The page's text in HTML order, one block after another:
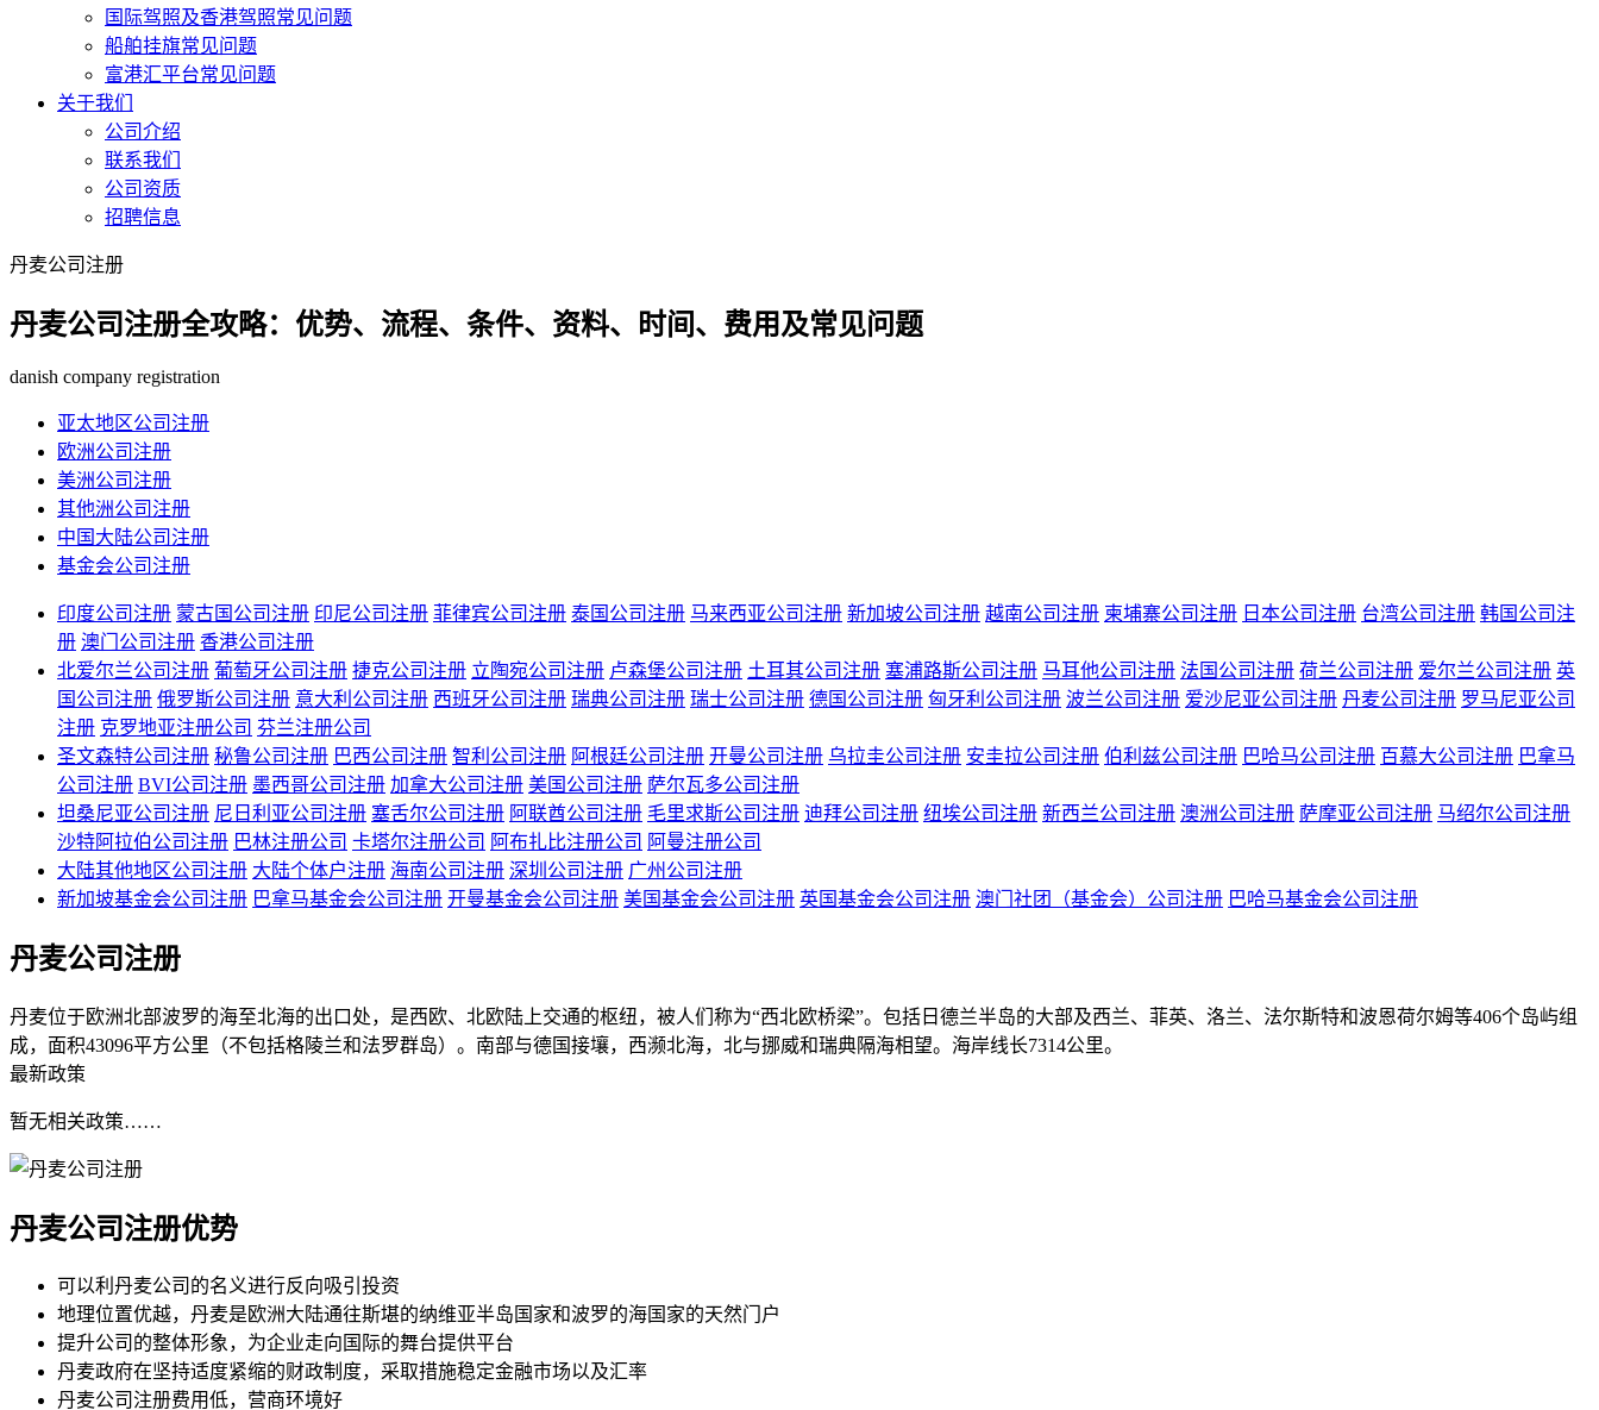
国际驾照及香港驾照常见问题
船舶挂旗常见问题
富港汇平台常见问题
关于我们
公司介绍
联系我们
公司资质
招聘信息
丹麦公司注册
丹麦公司注册全攻略：优势、流程、条件、资料、时间、费用及常见问题
danish company registration
亚太地区公司注册
欧洲公司注册
美洲公司注册
其他洲公司注册
中国大陆公司注册
基金会公司注册
印度公司注册 蒙古国公司注册 印尼公司注册 菲律宾公司注册 泰国公司注册 马来西亚公司注册 新加坡公司注册 越南公司注册 柬埔寨公司注册 日本公司注册 台湾公司注册 韩国公司注
册 澳门公司注册 香港公司注册
北爱尔兰公司注册 葡萄牙公司注册 捷克公司注册 立陶宛公司注册 卢森堡公司注册 土耳其公司注册 塞浦路斯公司注册 马耳他公司注册 法国公司注册 荷兰公司注册 爱尔兰公司注册 英
国公司注册 俄罗斯公司注册 意大利公司注册 西班牙公司注册 瑞典公司注册 瑞士公司注册 德国公司注册 匈牙利公司注册 波兰公司注册 爱沙尼亚公司注册 丹麦公司注册 罗马尼亚公司
注册 克罗地亚注册公司 芬兰注册公司
圣文森特公司注册 秘鲁公司注册 巴西公司注册 智利公司注册 阿根廷公司注册 开曼公司注册 乌拉圭公司注册 安圭拉公司注册 伯利兹公司注册 巴哈马公司注册 百慕大公司注册 巴拿马
公司注册 BVI公司注册 墨西哥公司注册 加拿大公司注册 美国公司注册 萨尔瓦多公司注册
坦桑尼亚公司注册 尼日利亚公司注册 塞舌尔公司注册 阿联酋公司注册 毛里求斯公司注册 迪拜公司注册 纽埃公司注册 新西兰公司注册 澳洲公司注册 萨摩亚公司注册 马绍尔公司注册
沙特阿拉伯公司注册 巴林注册公司 卡塔尔注册公司 阿布扎比注册公司 阿曼注册公司
大陆其他地区公司注册 大陆个体户注册 海南公司注册 深圳公司注册 广州公司注册
新加坡基金会公司注册 巴拿马基金会公司注册 开曼基金会公司注册 美国基金会公司注册 英国基金会公司注册 澳门社团（基金会）公司注册 巴哈马基金会公司注册
丹麦公司注册
丹麦位于欧洲北部波罗的海至北海的出口处，是西欧、北欧陆上交通的枢纽，被人们称为“西北欧桥梁”。包括日德兰半岛的大部及西兰、菲英、洛兰、法尔斯特和波恩荷尔姆等406个岛屿组
成，面积43096平方公里（不包括格陵兰和法罗群岛）。南部与德国接壤，西濒北海，北与挪威和瑞典隔海相望。海岸线长7314公里。
最新政策
暂无相关政策……
丹麦公司注册优势
可以利丹麦公司的名义进行反向吸引投资
地理位置优越，丹麦是欧洲大陆通往斯堪的纳维亚半岛国家和波罗的海国家的天然门户
提升公司的整体形象，为企业走向国际的舞台提供平台
丹麦政府在坚持适度紧缩的财政制度，采取措施稳定金融市场以及汇率
丹麦公司注册费用低，营商环境好